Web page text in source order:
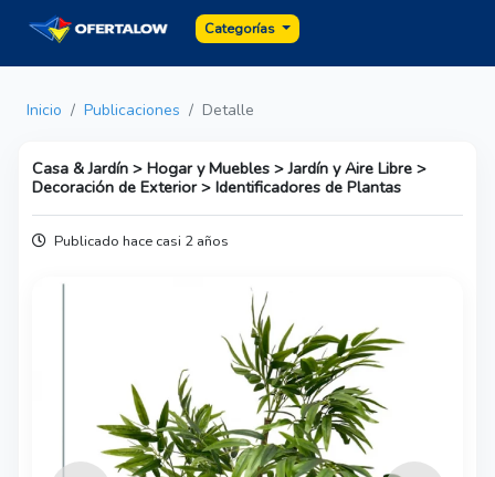
Categorías
Inicio Publicaciones Detalle
Casa & Jardín > Hogar y Muebles > Jardín y Aire Libre >
Decoración de Exterior > Identificadores de Plantas
Publicado hace casi 2 años